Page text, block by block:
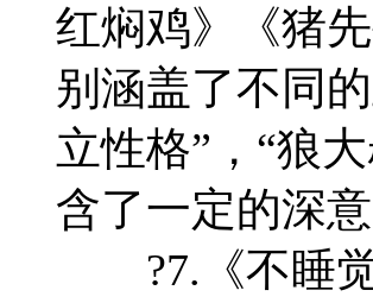
红焖鸡》《猪
别涵盖了不同
立性格”，“狼
含了一定的深意
?7.《不睡觉